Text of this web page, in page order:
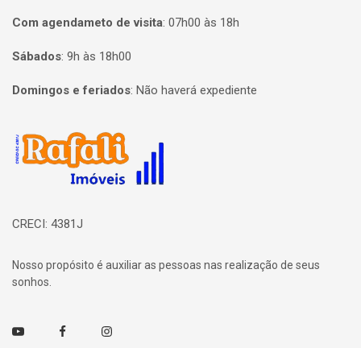
Com agendameto de visita: 07h00 às 18h
Sábados: 9h às 18h00
Domingos e feriados: Não haverá expediente
Página inicial
CRECI: 4381J
Nosso propósito é auxiliar as pessoas nas realização de seus
sonhos.
Youtube FacebookInstagram